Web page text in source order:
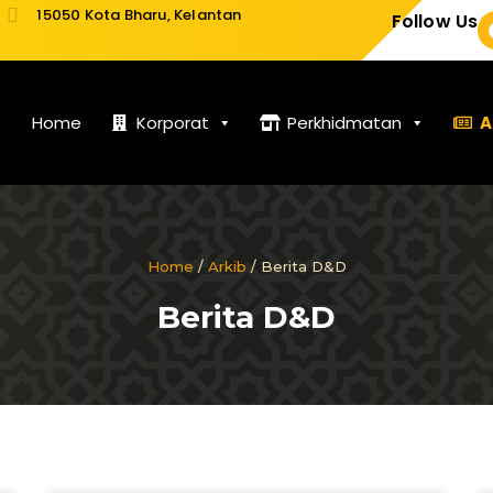
15050 Kota Bharu, Kelantan Follow Us
Home Korporat Perkhidmatan
Home / Arkib / Berita D&D
Berita D&D